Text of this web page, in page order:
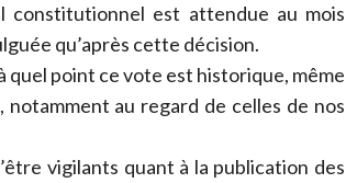
constitutionnel est attendue au mois
qu’après cette décision.
quel point ce vote est historique, même
au regard de celles de nos
vigilants quant à la publication des